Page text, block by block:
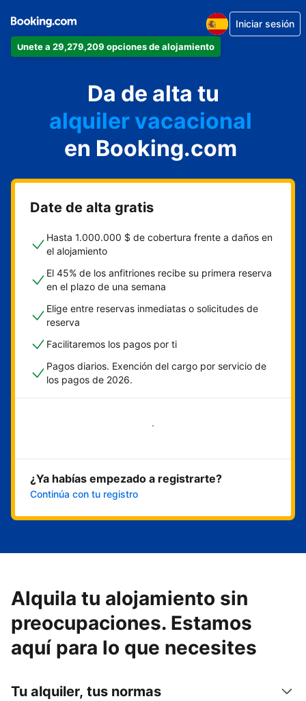
Únete a 29,279,209 opciones de alojamiento
Iniciar sesión
Da de alta tu
apartamento
hotel
alquiler vacacional
hostal o pensión
casa rural
en Booking.com
Date de alta gratis
Hasta 1.000.000 $ de cobertura frente a daños en
el alojamiento
El 45% de los anfitriones recibe su primera reserva
en el plazo de una semana
Elige entre reservas inmediatas o solicitudes de
reserva
Facilitaremos los pagos por ti
Pagos diarios. Exención del cargo por servicio de
los pagos de 2026.
Empieza ahora
¿Ya habías empezado a registrarte?
Continúa con tu registro
Alquila tu alojamiento sin
preocupaciones. Estamos
aquí para lo que necesites
Tu alquiler, tus normas